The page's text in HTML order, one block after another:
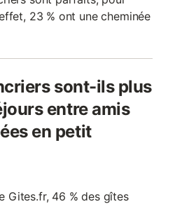
23 % ont une cheminée
sont-ils plus
entre amis
en petit
Gites.fr, 46 % des gîtes